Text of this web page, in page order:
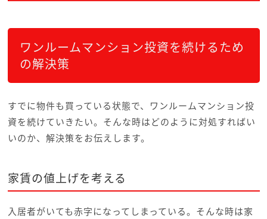
ワンルームマンション投資を続けるため
の解決策
すでに物件も買っている状態で、ワンルームマンション投
資を続けていきたい。そんな時はどのように対処すればい
いのか、解決策をお伝えします。
家賃の値上げを考える
入居者がいても赤字になってしまっている。そんな時は家